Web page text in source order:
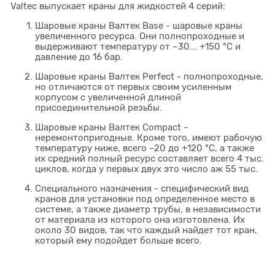
Valtec выпускает краны для жидкостей 4 серий:
Шаровые краны Валтек Base - шаровые краны
увеличенного ресурса. Они полнопроходные и
выдерживают температуру от –30... +150 °С и
давление до 16 бар.
Шаровые краны Валтек Perfect - полнопроходные,
но отличаются от первых своим усиленным
корпусом с увеличенной длиной
присоединительной резьбы.
Шаровые краны Валтек Compact -
неремонтопригодные. Кроме того, имеют рабочую
температуру ниже, всего –20 до +120 °С, а также
их средний полный ресурс составляет всего 4 тыс.
циклов, когда у первых двух это число аж 55 тыс.
Специального назначения - специфический вид
кранов для установки под определенное место в
системе, а также диаметр трубы, в независимости
от материала из которого она изготовлена. Их
около 30 видов, так что каждый найдет тот кран,
который ему подойдет больше всего.